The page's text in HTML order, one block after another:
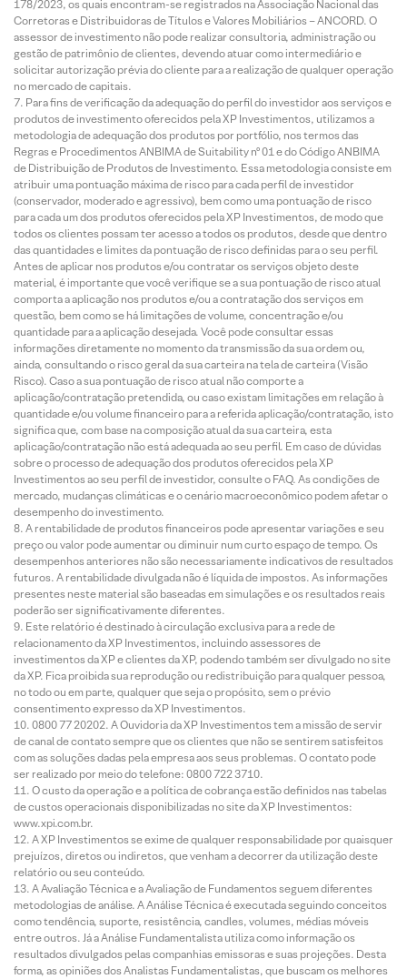
178/2023, os quais encontram-se registrados na Associação Nacional das
Corretoras e Distribuidoras de Títulos e Valores Mobiliários – ANCORD. O
assessor de investimento não pode realizar consultoria, administração ou
gestão de patrimônio de clientes, devendo atuar como intermediário e
solicitar autorização prévia do cliente para a realização de qualquer operação
no mercado de capitais.
Para fins de verificação da adequação do perfil do investidor aos serviços e
produtos de investimento oferecidos pela XP Investimentos, utilizamos a
metodologia de adequação dos produtos por portfólio, nos termos das
Regras e Procedimentos ANBIMA de Suitability nº 01 e do Código ANBIMA
de Distribuição de Produtos de Investimento. Essa metodologia consiste em
atribuir uma pontuação máxima de risco para cada perfil de investidor
(conservador, moderado e agressivo), bem como uma pontuação de risco
para cada um dos produtos oferecidos pela XP Investimentos, de modo que
todos os clientes possam ter acesso a todos os produtos, desde que dentro
das quantidades e limites da pontuação de risco definidas para o seu perfil.
Antes de aplicar nos produtos e/ou contratar os serviços objeto deste
material, é importante que você verifique se a sua pontuação de risco atual
comporta a aplicação nos produtos e/ou a contratação dos serviços em
questão, bem como se há limitações de volume, concentração e/ou
quantidade para a aplicação desejada. Você pode consultar essas
informações diretamente no momento da transmissão da sua ordem ou,
ainda, consultando o risco geral da sua carteira na tela de carteira (Visão
Risco). Caso a sua pontuação de risco atual não comporte a
aplicação/contratação pretendida, ou caso existam limitações em relação à
quantidade e/ou volume financeiro para a referida aplicação/contratação, isto
significa que, com base na composição atual da sua carteira, esta
aplicação/contratação não está adequada ao seu perfil. Em caso de dúvidas
sobre o processo de adequação dos produtos oferecidos pela XP
Investimentos ao seu perfil de investidor, consulte o FAQ. As condições de
mercado, mudanças climáticas e o cenário macroeconômico podem afetar o
desempenho do investimento.
A rentabilidade de produtos financeiros pode apresentar variações e seu
preço ou valor pode aumentar ou diminuir num curto espaço de tempo. Os
desempenhos anteriores não são necessariamente indicativos de resultados
futuros. A rentabilidade divulgada não é líquida de impostos. As informações
presentes neste material são baseadas em simulações e os resultados reais
poderão ser significativamente diferentes.
Este relatório é destinado à circulação exclusiva para a rede de
relacionamento da XP Investimentos, incluindo assessores de
investimentos da XP e clientes da XP, podendo também ser divulgado no site
da XP. Fica proibida sua reprodução ou redistribuição para qualquer pessoa,
no todo ou em parte, qualquer que seja o propósito, sem o prévio
consentimento expresso da XP Investimentos.
0800 77 20202. A Ouvidoria da XP Investimentos tem a missão de servir
de canal de contato sempre que os clientes que não se sentirem satisfeitos
com as soluções dadas pela empresa aos seus problemas. O contato pode
ser realizado por meio do telefone: 0800 722 3710.
O custo da operação e a política de cobrança estão definidos nas tabelas
de custos operacionais disponibilizadas no site da XP Investimentos:
www.xpi.com.br.
A XP Investimentos se exime de qualquer responsabilidade por quaisquer
prejuízos, diretos ou indiretos, que venham a decorrer da utilização deste
relatório ou seu conteúdo.
A Avaliação Técnica e a Avaliação de Fundamentos seguem diferentes
metodologias de análise. A Análise Técnica é executada seguindo conceitos
como tendência, suporte, resistência, candles, volumes, médias móveis
entre outros. Já a Análise Fundamentalista utiliza como informação os
resultados divulgados pelas companhias emissoras e suas projeções. Desta
forma, as opiniões dos Analistas Fundamentalistas, que buscam os melhores